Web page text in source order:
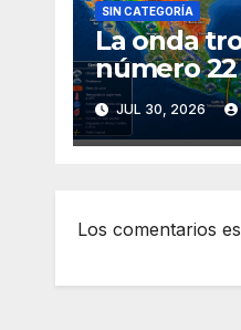
SIN CATEGORÍA
La onda
número 22
golfo de
JUL 30, 2026
Los comentarios